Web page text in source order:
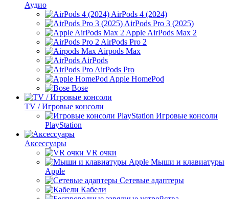
Аудио
AirPods 4 (2024)
AirPods Pro 3 (2025)
Apple AirPods Max 2
AirPods Pro 2
Airpods Max
AirPods
AirPods Pro
Apple HomePod
Bose
TV / Игровые консоли
Игровые консоли
PlayStation
Аксессуары
VR очки
Мыши и клавиатуры
Apple
Сетевые адаптеры
Кабели